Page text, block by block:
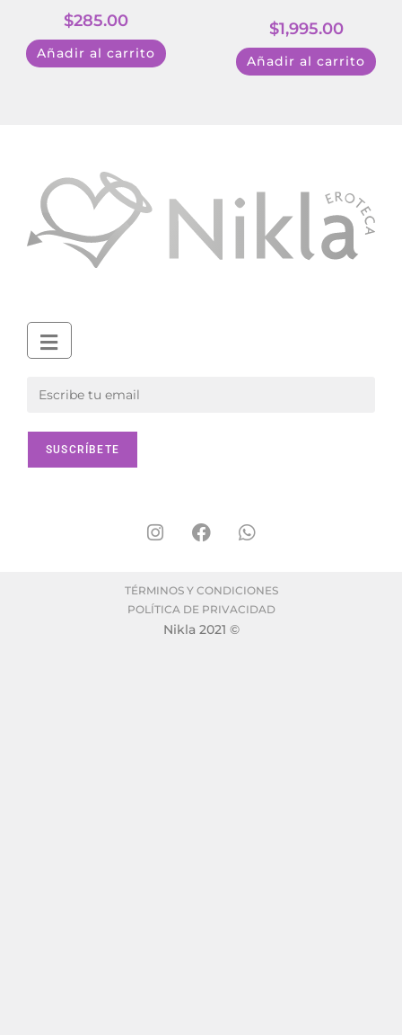
$285.00
Añadir al carrito
$1,995.00
Añadir al carrito
TÉRMINOS Y CONDICIONES
POLÍTICA DE PRIVACIDAD
Nikla 2021 ©